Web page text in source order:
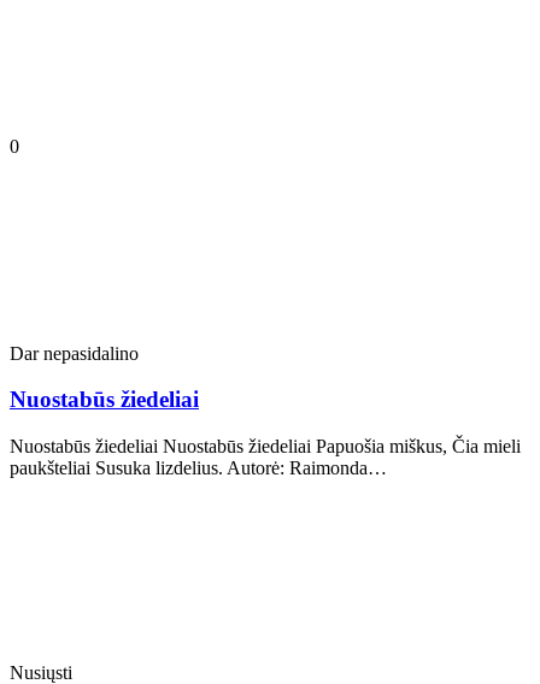
0
Dar nepasidalino
Nuostabūs žiedeliai
Nuostabūs žiedeliai Nuostabūs žiedeliai Papuošia miškus, Čia mieli
paukšteliai Susuka lizdelius. Autorė: Raimonda…
Nusiųsti